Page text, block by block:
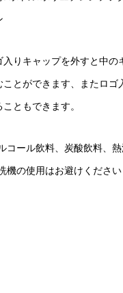
入りキャップを外すと中の
ことができます、またロゴ
こともできます。
コール飲料、炭酸飲料、
機の使用はお避けください